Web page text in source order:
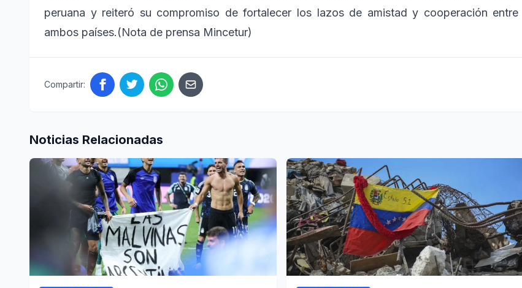
peruana y reiteró su compromiso de fortalecer los lazos de amistad y cooperación entre
ambos países.(Nota de prensa Mincetur)
Compartir:
Noticias Relacionadas